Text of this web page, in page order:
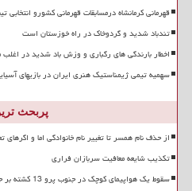
قهرمانی کرمانشاه درمسابقات قهرمانی کشورو انتخابی
تندباد شدید و گردوخاک در راه خوزستان است
اخطار بارندگی های رگباری و وزش باد شدید در
سهمیه تیمی ژیمناستیک هنری ایران در بازیهای
پربحث
از حذف نام همسر تا تغییر نام خانوادگی اما و
تکذیب شایعه معافیت سربازان فراری
سقوط یک هواپیمای کوچک در جنوب پرو 13 کشته بر جای گذاشت